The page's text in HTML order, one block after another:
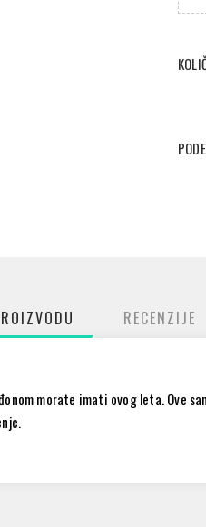
RECENZIJE
morate imati ovog leta. Ove